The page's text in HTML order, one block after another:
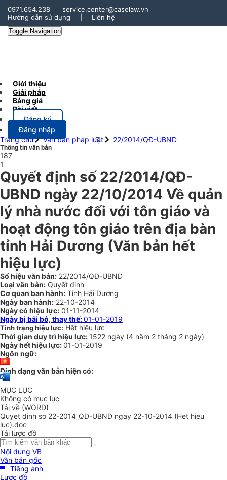
0971.654.238
service.center@caselaw.vn
Hướng dẫn sử dụng
Liên hệ
Toggle Navigation
Giới thiệu
Giải pháp
Bảng giá
Bài viết
Đăng ký
Đăng nhập
Trang chủ
Văn bản pháp luật 22/2014/QĐ-UBND
Thông tin văn bản
187
1
Quyết định số 22/2014/QĐ-
UBND ngày 22/10/2014 Về quản
lý nhà nước đối với tôn giáo và
hoạt động tôn giáo trên địa bàn
tỉnh Hải Dương (Văn bản hết
hiệu lực)
Số hiệu văn bản: 22/2014/QĐ-UBND
Loại văn bản: Quyết định
Cơ quan ban hành: Tỉnh Hải Dương
Ngày ban hành: 22-10-2014
Ngày có hiệu lực: 01-11-2014
Ngày bị bãi bỏ, thay thế:01-01-2019
Tình trạng hiệu lực: Hết hiệu lực
Thời gian duy trì hiệu lực: 1522 ngày (4 năm 2 tháng 2 ngày)
Ngày hết hiệu lực:01-01-2019
Ngôn ngữ:
Định dạng văn bản hiện có:
MỤC LỤC
Không có mục lục
Tải về (WORD)
Quyet dinh so 22-2014_QD-UBND ngay 22-10-2014 (Het hieu
luc).doc
Tải lược đồ
Nội dung VB
Văn bản gốc
Tiếng anh
Lược đồ